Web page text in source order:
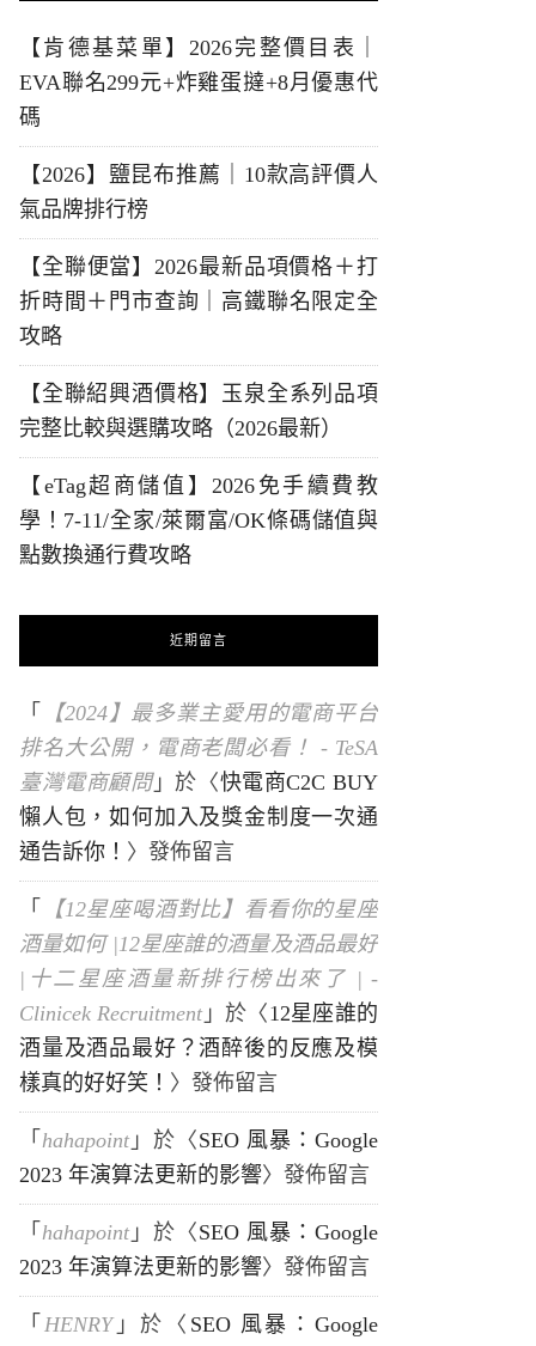
【肯德基菜單】2026完整價目表｜
EVA聯名299元+炸雞蛋撻+8月優惠代
碼
【2026】鹽昆布推薦｜10款高評價人
氣品牌排行榜
【全聯便當】2026最新品項價格＋打
折時間＋門市查詢｜高鐵聯名限定全
攻略
【全聯紹興酒價格】玉泉全系列品項
完整比較與選購攻略（2026最新）
【eTag超商儲值】2026免手續費教
學！7-11/全家/萊爾富/OK條碼儲值與
點數換通行費攻略
近期留言
「
【2024】最多業主愛用的電商平台
排名大公開，電商老闆必看！ - TeSA
臺灣電商顧問」於〈快電商C2C BUY
懶人包，如何加入及獎金制度一次通
通告訴你！ 〉發佈留言
「
【12星座喝酒對比】看看你的星座
酒量如何 |12星座誰的酒量及酒品最好
|十二星座酒量新排行榜出來了 | -
Clinicek Recruitment 」於〈 12星座誰的
酒量及酒品最好？酒醉後的反應及模
樣真的好好笑！ 〉發佈留言
「 hahapoint 」於〈 SEO 風暴：Google
2023 年演算法更新的影響〉發佈留言
「 hahapoint 」於〈 SEO 風暴：Google
2023 年演算法更新的影響〉發佈留言
「 HENRY」於〈 SEO 風暴：Google